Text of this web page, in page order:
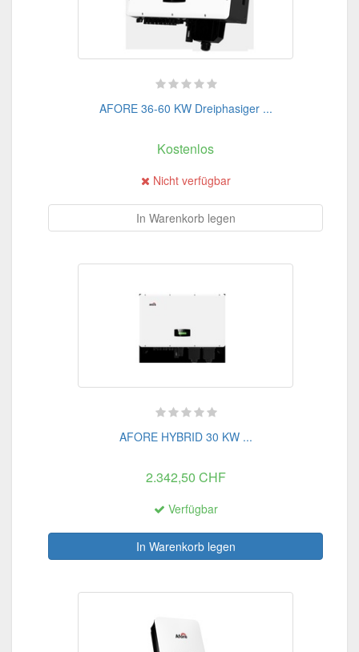
AFORE 36-60 KW Dreiphasiger ...
Kostenlos
Nicht verfügbar
In Warenkorb legen
AFORE HYBRID 30 KW ...
2.342,50 CHF
Verfügbar
In Warenkorb legen